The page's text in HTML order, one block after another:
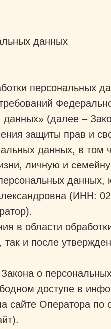
данных
персональных
(далее –
защиты прав и
данных, в том
личную и
данных,
(ИНН:
в области
и после
о
доступе в
сайте Оператора по